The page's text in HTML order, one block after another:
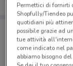
Porta
Puoi
dal
Permettici di fornirti
Shopfully/Tiendeo
quotidiani più
possibile grazie ad
tue attività
come indicato nel
abbiamo bisogno